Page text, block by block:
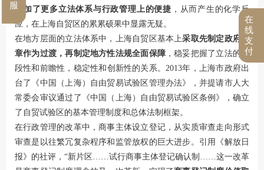
添加了更多立法体系与行政管理上的便捷 ，从而产生的化学反
应，在上海自贸区的累累硕果中显露无疑。
在地方层面的立法体系中，上海自贸区基本上采取先制定政府规
章作为过渡，再制定地方性法规全面保障 ，稳妥把握了立法的阶
段性和前瞻性，稳定性和创新性的关系。2013年，上海市政府出
台了《中国（上海）自由贸易试验区管理办法》，并提请市人大
常委会审议通过了《中国（上海）自由贸易试验区条例》，确立
了自贸试验区的基本管理制度和总体法制框架。
在行政管理的改革中，商事主体设立登记，从实质审查走向形式
审查是以往繁冗复杂程序和监管放权的巨大进步。引用《解放日
报》的社评，“新片区……试行商事主体登记确认制……这一改革
服
在
线
支
付